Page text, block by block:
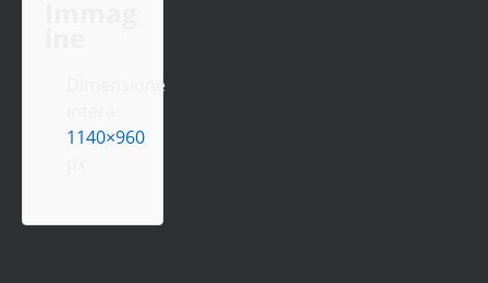
Dimensione
1140×960